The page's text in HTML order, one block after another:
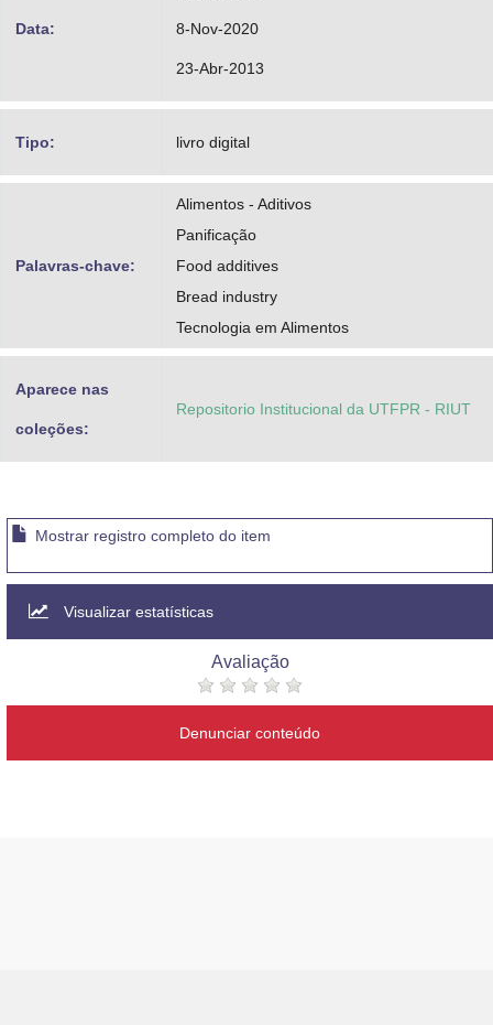
Data: 8-Nov-2020
23-Abr-2013
Tipo: livro digital
Palavras-chave:
Alimentos - Aditivos
Panificação
Food additives
Bread industry
Tecnologia em Alimentos
Aparece nas
coleções:
Repositorio Institucional da UTFPR - RIUT
Mostrar registro completo do item
Visualizar estatísticas
Avaliação
Denunciar conteúdo